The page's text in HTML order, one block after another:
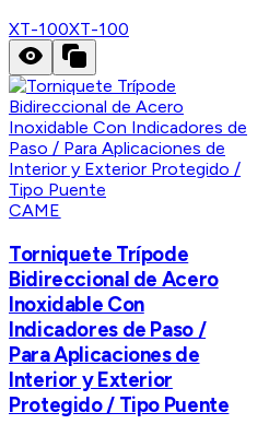
XT-100XT-100
CAME
Torniquete Trípode
Bidireccional de Acero
Inoxidable Con
Indicadores de Paso /
Para Aplicaciones de
Interior y Exterior
Protegido / Tipo Puente